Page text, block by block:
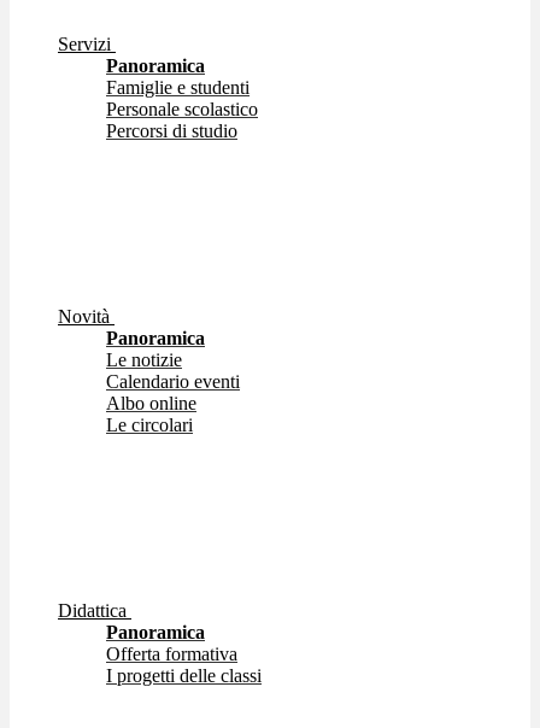
Servizi
Panoramica
Famiglie e studenti
Personale scolastico
Percorsi di studio
Novità
Panoramica
Le notizie
Calendario eventi
Albo online
Le circolari
Didattica
Panoramica
Offerta formativa
I progetti delle classi